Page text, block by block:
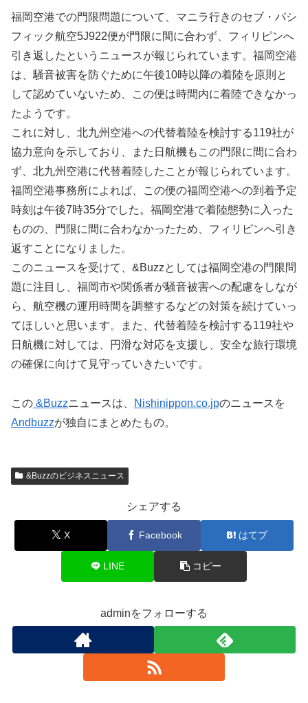
福岡空港での門限問題について、マニラ行きのセブ・パシ
フィック航空5J922便が門限に間に合わず、フィリピンへ
引き返したというニュースが報じられています。福岡空港
は、騒音被害を防ぐために午後10時以降の着陸を原則と
して認めていないため、この便は時間内に着陸できなかっ
たようです。
これに対し、北九州空港への代替着陸を検討する119社が
協力意向を示しており、また日航機もこの門限に間に合わ
ず、北九州空港に代替着陸したことが報じられています。
福岡空港事務所によれば、この便の福岡空港への到着予定
時刻は午後7時35分でした。福岡空港で着陸態勢に入った
ものの、門限に間に合わなかったため、フィリピンへ引き
返すことになりました。
このニュースを受けて、&Buzzとしては福岡空港の門限問
題に注目し、福岡市や関係者が騒音被害への配慮をしなが
ら、航空機の運用時間を調整するなどの対策を続けていっ
てほしいと思います。また、代替着陸を検討する119社や
日航機に対しては、円滑な対応を支援し、安全な旅行環境
の確保に向けて見守っていきたいです。
この &Buzzニュースは、 Nishinippon.co.jpのニュースを
Andbuzzが独自にまとめたもの。
&Buzzのビジネスニュース
シェアする
X Facebook はてブ
LINE コピー
adminをフォローする